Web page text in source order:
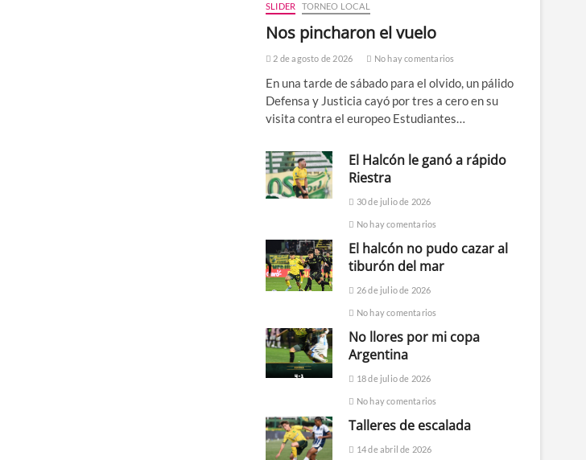
SLIDER TORNEO LOCAL
Nos pincharon el vuelo
2 de agosto de 2026 No hay comentarios
En una tarde de sábado para el olvido, un pálido
Defensa y Justicia cayó por tres a cero en su
visita contra el europeo Estudiantes…
El Halcón le ganó a rápido
Riestra
30 de julio de 2026
No hay comentarios
El halcón no pudo cazar al
tiburón del mar
26 de julio de 2026
No hay comentarios
No llores por mi copa
Argentina
18 de julio de 2026
No hay comentarios
Talleres de escalada
14 de abril de 2026